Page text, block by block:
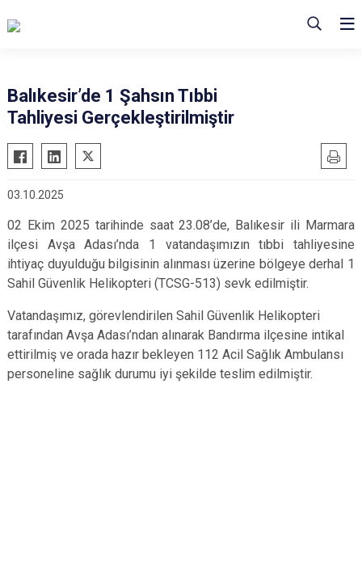
Balıkesir’de 1 Şahsın Tıbbi
Tahliyesi Gerçekleştirilmiştir
03.10.2025
02 Ekim 2025 tarihinde saat 23.08’de, Balıkesir ili Marmara
ilçesi Avşa Adası’nda 1 vatandaşımızın tıbbi tahliyesine
ihtiyaç duyulduğu bilgisinin alınması üzerine bölgeye derhal 1
Sahil Güvenlik Helikopteri (TCSG-513) sevk edilmiştir.
Vatandaşımız, görevlendirilen Sahil Güvenlik Helikopteri
tarafından Avşa Adası’ndan alınarak Bandırma ilçesine intikal
ettirilmiş ve orada hazır bekleyen 112 Acil Sağlık Ambulansı
personeline sağlık durumu iyi şekilde teslim edilmiştir.